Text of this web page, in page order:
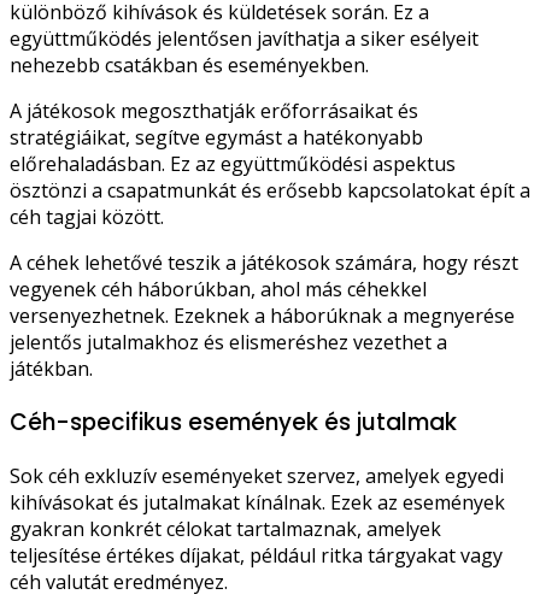
különböző kihívások és küldetések során. Ez a
együttműködés jelentősen javíthatja a siker esélyeit
nehezebb csatákban és eseményekben.
A játékosok megoszthatják erőforrásaikat és
stratégiáikat, segítve egymást a hatékonyabb
előrehaladásban. Ez az együttműködési aspektus
ösztönzi a csapatmunkát és erősebb kapcsolatokat épít a
céh tagjai között.
A céhek lehetővé teszik a játékosok számára, hogy részt
vegyenek céh háborúkban, ahol más céhekkel
versenyezhetnek. Ezeknek a háborúknak a megnyerése
jelentős jutalmakhoz és elismeréshez vezethet a
játékban.
Céh-specifikus események és jutalmak
Sok céh exkluzív eseményeket szervez, amelyek egyedi
kihívásokat és jutalmakat kínálnak. Ezek az események
gyakran konkrét célokat tartalmaznak, amelyek
teljesítése értékes díjakat, például ritka tárgyakat vagy
céh valutát eredményez.